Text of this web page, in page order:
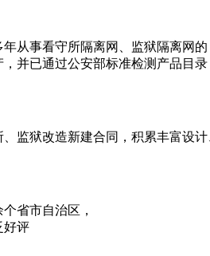
年从事看守所隔离网、监狱隔离网的
，并已通过公安部标准检测产品目录
、监狱改造新建合同，积累丰富设
省市自治区，
好评